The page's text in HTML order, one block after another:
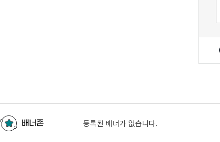
배너존 등록된 배너가 없습니다.